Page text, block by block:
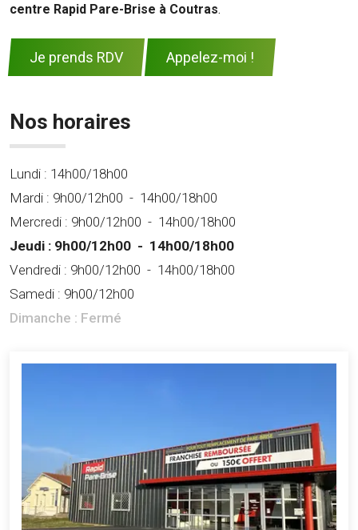
centre Rapid Pare-Brise à Coutras.
Je prends RDV Appelez-moi !
Nos horaires
Lundi : 14h00/18h00
Mardi : 9h00/12h00 - 14h00/18h00
Mercredi : 9h00/12h00 - 14h00/18h00
Jeudi : 9h00/12h00 - 14h00/18h00
Vendredi : 9h00/12h00 - 14h00/18h00
Samedi : 9h00/12h00
Dimanche : Fermé